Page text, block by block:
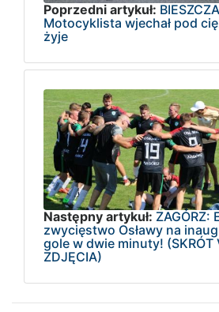
Poprzedni artykuł:
Motocyklista wjechał pod
żyje
Następny artykuł: ZAGÓRZ:
zwycięstwo Osławy na
gole w dwie minuty! (SKRÓT
ZDJĘCIA)